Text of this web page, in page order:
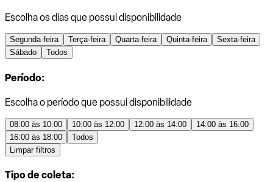
Escolha os dias que possui disponibilidade
Segunda-feira Terça-feira Quarta-feira Quinta-feira
Sexta-feira
Sábado
Todos
Período:
Escolha o período que possui disponibilidade
08:00 às 10:00 10:00 às 12:00 12:00 às 14:00
14:00 às 16:00
16:00 às 18:00
Todos
Limpar filtros
Tipo de coleta: